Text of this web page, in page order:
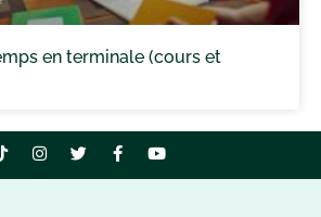
en terminale (cours et